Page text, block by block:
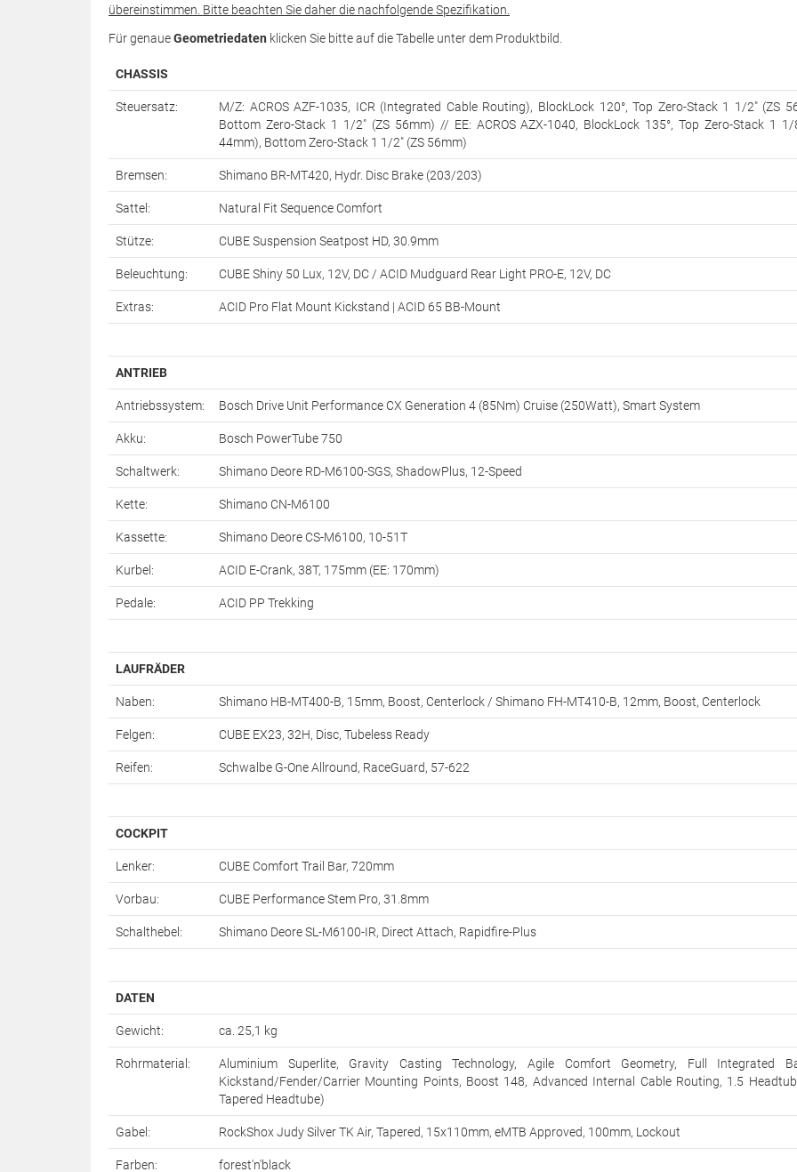
übereinstimmen. Bitte beachten Sie daher die nachfolgende Spezifikation.
Für genaueGeometriedaten klicken Sie bitte auf die Tabelle unter dem Produktbild.
CHASSIS
Steuersatz:
M/Z: ACROS AZF-1035, ICR (Integrated Cable Routing), BlockLock 120°, Top Zero-Stack 1 1/2" (ZS
Bottom Zero-Stack 1 1/2" (ZS 56mm) // EE: ACROS AZX-1040, BlockLock 135°, Top Zero-Stack 1 1/
44mm), Bottom Zero-Stack 1 1/2" (ZS 56mm)
Bremsen: Shimano BR-MT420, Hydr. Disc Brake (203/203)
Sattel: Natural Fit Sequence Comfort
Stütze: CUBE Suspension Seatpost HD, 30.9mm
Beleuchtung: CUBE Shiny 50 Lux, 12V, DC / ACID Mudguard Rear Light PRO-E, 12V, DC
Extras: ACID Pro Flat Mount Kickstand | ACID 65 BB-Mount
ANTRIEB
Antriebssystem: Bosch Drive Unit Performance CX Generation 4 (85Nm) Cruise (250Watt), Smart System
Akku: Bosch PowerTube 750
Schaltwerk: Shimano Deore RD-M6100-SGS, ShadowPlus, 12-Speed
Kette: Shimano CN-M6100
Kassette: Shimano Deore CS-M6100, 10-51T
Kurbel: ACID E-Crank, 38T, 175mm (EE: 170mm)
Pedale: ACID PP Trekking
LAUFRÄDER
Naben: Shimano HB-MT400-B, 15mm, Boost, Centerlock / Shimano FH-MT410-B, 12mm, Boost, Centerlock
Felgen: CUBE EX23, 32H, Disc, Tubeless Ready
Reifen: Schwalbe G-One Allround, RaceGuard, 57-622
COCKPIT
Lenker: CUBE Comfort Trail Bar, 720mm
Vorbau: CUBE Performance Stem Pro, 31.8mm
Schalthebel: Shimano Deore SL-M6100-IR, Direct Attach, Rapidfire-Plus
DATEN
Gewicht: ca. 25,1 kg
Rohrmaterial:
Aluminium Superlite, Gravity Casting Technology, Agile Comfort Geometry, Full Integrated
Kickstand/Fender/Carrier Mounting Points, Boost 148, Advanced Internal Cable Routing, 1.5
Tapered Headtube)
Gabel: RockShox Judy Silver TK Air, Tapered, 15x110mm, eMTB Approved, 100mm, Lockout
Farben: forest'n'black